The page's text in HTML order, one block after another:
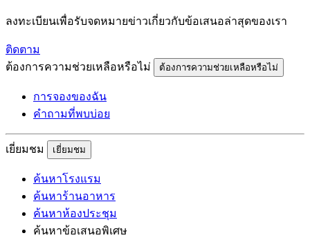
ลงทะเบียนเพื่อรับจดหมายข่าวเกี่ยวกับข้อเสนอล่าสุดของเรา
ติดตาม
ต้องการความช่วยเหลือหรือไม่
ต้องการความช่วยเหลือหรือไม่
การจองของฉัน
คำถามที่พบบ่อย
เยี่ยมชม เยี่ยมชม
ค้นหาโรงแรม
ค้นหาร้านอาหาร
ค้นหาห้องประชุม
ค้นหาข้อเสนอพิเศษ